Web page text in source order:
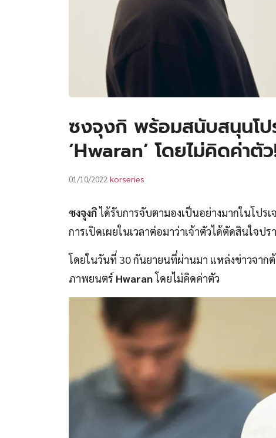
ซงจุงกิ พร้อมสนับสนุนโ
‘Hwaran’ โดยไม่คิดค่าตั
01/10/2022 korseries
ซงจุงกิได้รับการจับตามองเป็นอย่างมากในโปร
การเปิดเผยในเวลาต่อมาว่าเจ้าตัวได้ตัดสินใจ
โดยในวันที่ 30 กันยายนที่ผ่านมา แหล่งข่าวจาก
ภาพยนตร์ Hwaranโดยไม่คิดค่าตัว